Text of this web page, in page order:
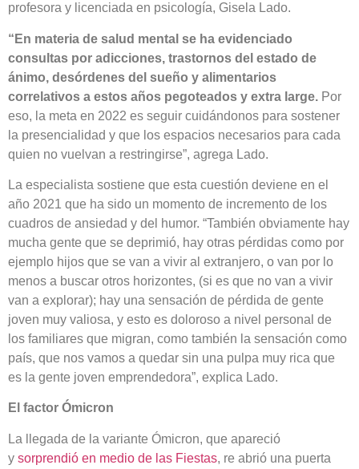
profesora y licenciada en psicología, Gisela Lado.
“En materia de salud mental se ha evidenciado
consultas por adicciones, trastornos del estado de
ánimo, desórdenes del sueño y alimentarios
correlativos a estos años pegoteados y extra large. Por
eso, la meta en 2022 es seguir cuidándonos para sostener
la presencialidad y que los espacios necesarios para cada
quien no vuelvan a restringirse”, agrega Lado.
La especialista sostiene que esta cuestión deviene en el
año 2021 que ha sido un momento de incremento de los
cuadros de ansiedad y del humor. “También obviamente hay
mucha gente que se deprimió, hay otras pérdidas como por
ejemplo hijos que se van a vivir al extranjero, o van por lo
menos a buscar otros horizontes, (si es que no van a vivir
van a explorar); hay una sensación de pérdida de gente
joven muy valiosa, y esto es doloroso a nivel personal de
los familiares que migran, como también la sensación como
país, que nos vamos a quedar sin una pulpa muy rica que
es la gente joven emprendedora”, explica Lado.
El factor Ómicron
La llegada de la variante Ómicron, que apareció
y sorprendió en medio de las Fiestas, re abrió una puerta